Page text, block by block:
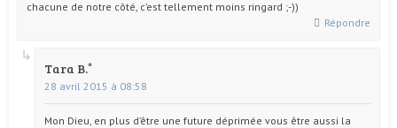
chacune de notre côté, c’est tellement moins ringard ;-))
Répondre
Tara B.
28 avril 2015 à 08:58
Mon Dieu, en plus d’être une future déprimée vous être aussi la